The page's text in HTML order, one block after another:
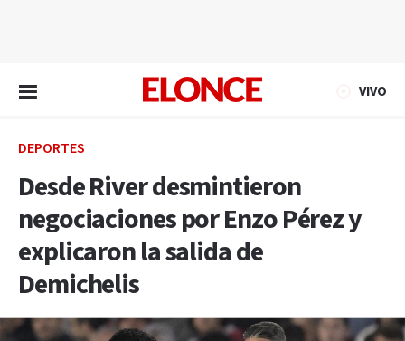
VIVO
DEPORTES
Desde River desmintieron
negociaciones por Enzo Pérez y
explicaron la salida de
Demichelis